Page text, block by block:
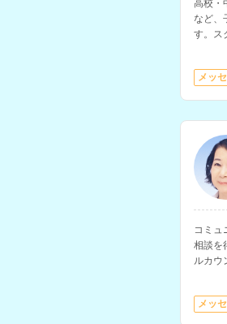
高校・
など、
す。ス
ン、
メッ
コミュ
相談を
ルカウ
メッ